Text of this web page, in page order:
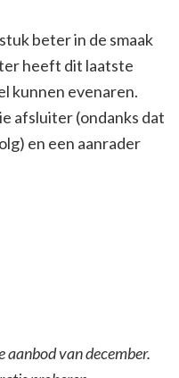
beter in de smaak
heeft dit laatste
kunnen evenaren.
afsluiter (ondanks dat
en een aanrader
aanbod van december.